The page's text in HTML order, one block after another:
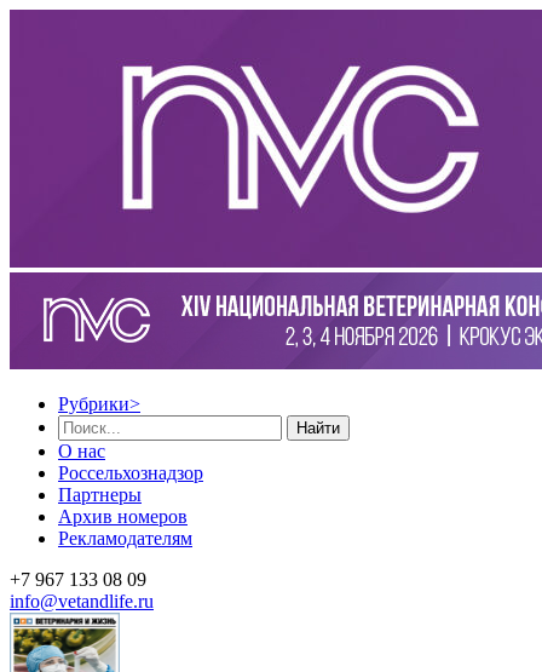
Рубрики>
Найти
О нас
Россельхознадзор
Партнеры
Архив номеров
Рекламодателям
+7 967 133 08 09
info@vetandlife.ru